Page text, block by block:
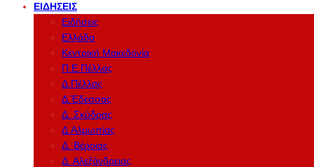
ΕΙΔΉΣΕΙΣ
Ειδήσεις
Ελλάδα
Κεντρική Μακεδονία
Π.Ε.Πέλλας
Δ.Πέλλας
Δ.Έδεσσας
Δ. Σκύδρας
Δ.Αλμωπίας
Δ. Βέροιας
Δ. Αλεξάνδρειας